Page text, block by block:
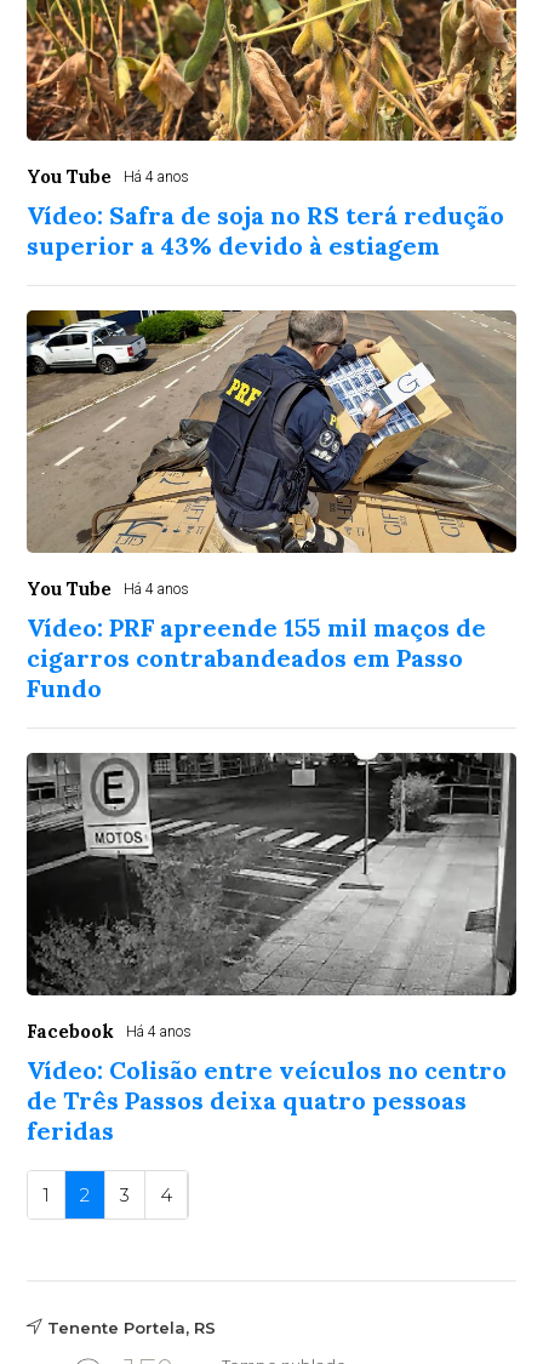
You Tube Há 4 anos
Vídeo: Safra de soja no RS terá redução
superior a 43% devido à estiagem
You Tube Há 4 anos
Vídeo: PRF apreende 155 mil maços de
cigarros contrabandeados em Passo
Fundo
Facebook Há 4 anos
Vídeo: Colisão entre veículos no centro
de Três Passos deixa quatro pessoas
feridas
1 2 3 4
Tenente Portela, RS